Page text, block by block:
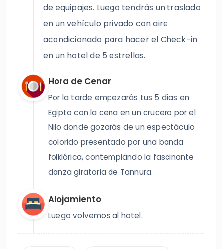
de equipajes. Luego tendrás un traslado
en un vehículo privado con aire
acondicionado para hacer el Check-in
en un hotel de 5 estrellas.
Hora de Cenar
Por la tarde empezarás tus 5 días en
Egipto con la cena en un crucero por el
Nilo donde gozarás de un espectáculo
colorido presentado por una banda
folklórica, contemplando la fascinante
danza giratoria de Tannura.
Alojamiento
Luego volvemos al hotel.